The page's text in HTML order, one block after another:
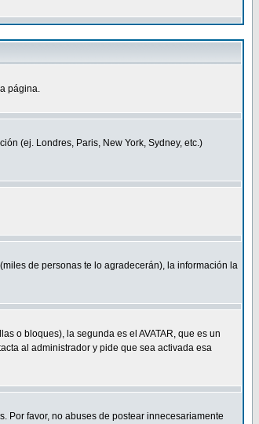
página.
(ej. Londres, Paris, New York, Sydney, etc.)
de personas te lo agradecerán), la información la
o bloques), la segunda es el AVATAR, que es un
al administrador y pide que sea activada esa
Por favor, no abuses de postear innecesariamente